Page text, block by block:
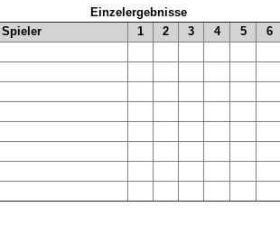
Einzelergebnisse
Spieler
1 2 3 4 5 6